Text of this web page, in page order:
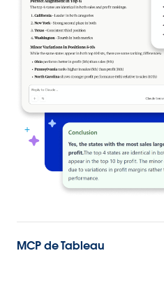
MCP de Tableau